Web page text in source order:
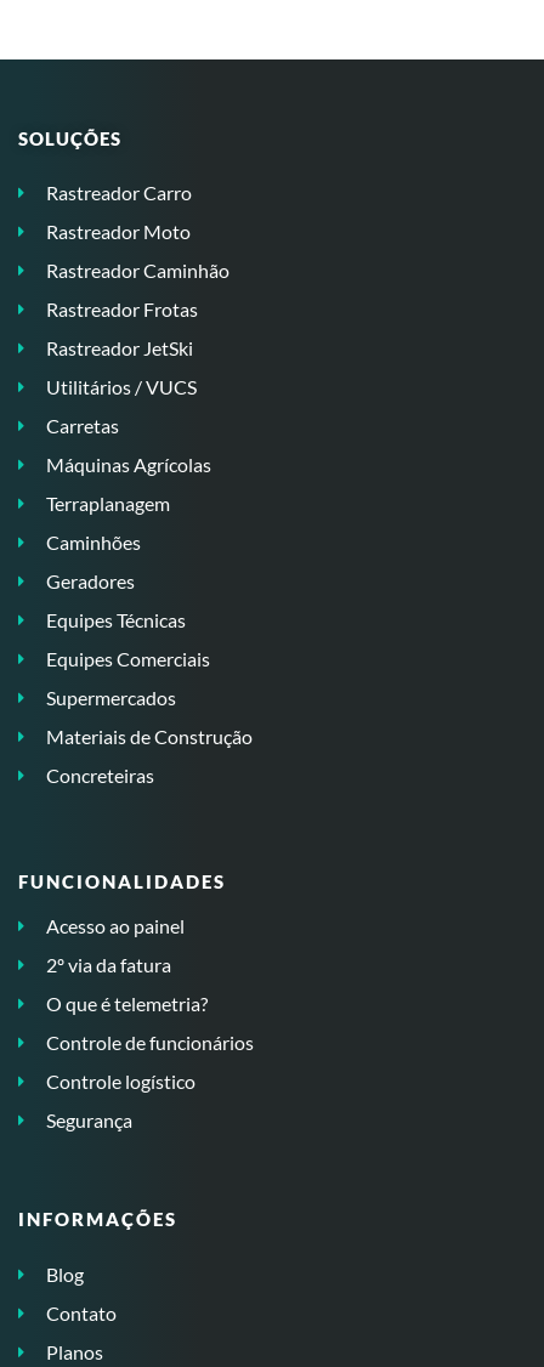
SOLUÇÕES
Rastreador Carro
Rastreador Moto
Rastreador Caminhão
Rastreador Frotas
Rastreador JetSki
Utilitários / VUCS
Carretas
Máquinas Agrícolas
Terraplanagem
Caminhões
Geradores
Equipes Técnicas
Equipes Comerciais
Supermercados
Materiais de Construção
Concreteiras
FUNCIONALIDADES
Acesso ao painel
2º via da fatura
O que é telemetria?
Controle de funcionários
Controle logístico
Segurança
INFORMAÇÕES
Blog
Contato
Planos